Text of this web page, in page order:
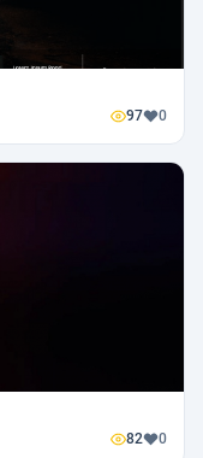
97 0
82 0